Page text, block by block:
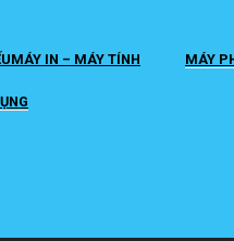
MÁY IN – MÁY TÍNH MÁY